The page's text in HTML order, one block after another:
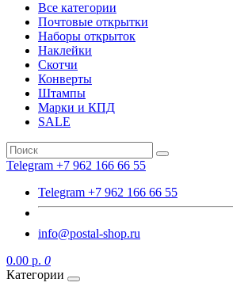
Все категории
Почтовые открытки
Наборы открыток
Наклейки
Скотчи
Конверты
Штампы
Марки и КПД
SALE
Telegram +7 962 166 66 55
Telegram +7 962 166 66 55
info@postal-shop.ru
0.00 р. 0
Категории